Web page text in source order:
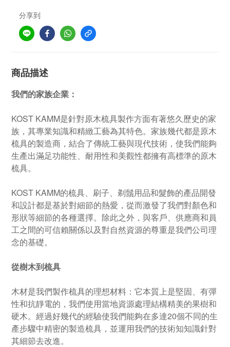
分享到
商品描述
我們的家族企業：
KOST KAMM是針對原木梳具製作方面有著悠久歷史的家
族，其專業知識和精緻工藝為其特色。家族幾代都是原木
梳具的製造商，結合了傳統工藝與現代技術，使我們能夠
生產出滿足功能性、耐用性和美觀性都擁有高標準的原木
梳具。
KOST KAMM的梳具、刷子、剃鬚用品和髮飾的產品開發
和設計都是基於對細節的熱愛，從而激發了我們對顏色和
形狀等細節的各種選擇。除此之外，與客戶、供應商和員
工之間的可信賴關係以及對自然資源的尊重是我們公司理
念的基礎。
從樹木到梳具
木材是我們製作梳具的理想材料：它本質上是堅固、有彈
性和抗靜電的，我們使用當地資源處理結構精美的果樹和
硬木。經過好幾代的經驗使我們能夠在多達20個不同的生
產步驟中精密的製造梳具，並運用我們的技術知知識針對
其細節去改進。